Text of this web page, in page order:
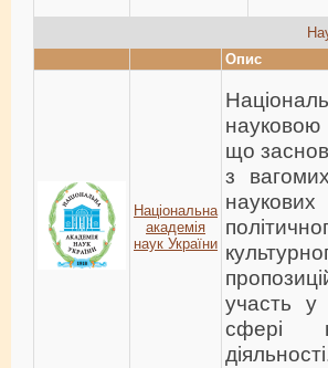
Опис
Національна
академія
наук України
науковою
що
з
участь у
сфері